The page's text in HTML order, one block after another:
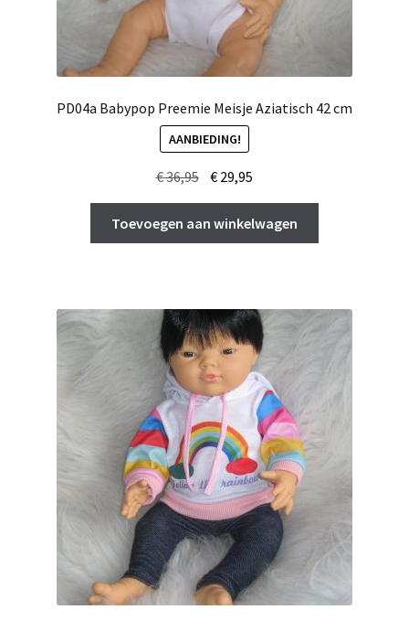
PD04a Babypop Preemie Meisje Aziatisch 42 cm
AANBIEDING!
€36,95 Oorspronkelijke
was:
€ 36,95.
€ 29,95
is:
€ 29,95.
Toevoegen aan winkelwagen